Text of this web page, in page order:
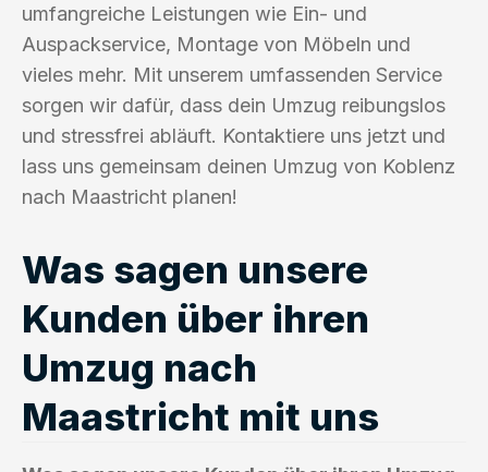
umfangreiche Leistungen wie Ein- und
Auspackservice, Montage von Möbeln und
vieles mehr. Mit unserem umfassenden Service
sorgen wir dafür, dass dein Umzug reibungslos
und stressfrei abläuft. Kontaktiere uns jetzt und
lass uns gemeinsam deinen Umzug von Koblenz
nach Maastricht planen!
Was sagen unsere
Kunden über ihren
Umzug nach
Maastricht mit uns